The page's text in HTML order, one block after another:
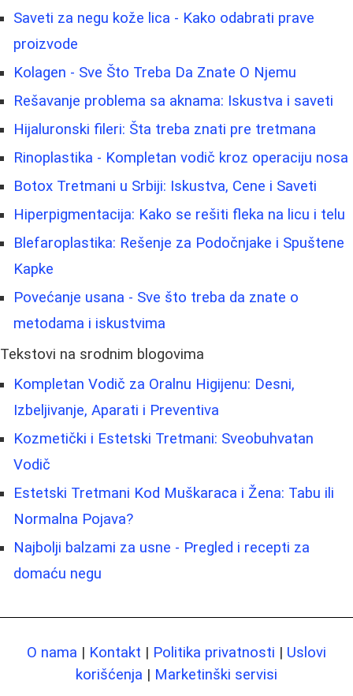
Saveti za negu kože lica - Kako odabrati prave
proizvode
Kolagen - Sve Što Treba Da Znate O Njemu
Rešavanje problema sa aknama: Iskustva i saveti
Hijaluronski fileri: Šta treba znati pre tretmana
Rinoplastika - Kompletan vodič kroz operaciju nosa
Botox Tretmani u Srbiji: Iskustva, Cene i Saveti
Hiperpigmentacija: Kako se rešiti fleka na licu i telu
Blefaroplastika: Rešenje za Podočnjake i Spuštene
Kapke
Povećanje usana - Sve što treba da znate o
metodama i iskustvima
Tekstovi na srodnim blogovima
Kompletan Vodič za Oralnu Higijenu: Desni,
Izbeljivanje, Aparati i Preventiva
Kozmetički i Estetski Tretmani: Sveobuhvatan
Vodič
Estetski Tretmani Kod Muškaraca i Žena: Tabu ili
Normalna Pojava?
Najbolji balzami za usne - Pregled i recepti za
domaću negu
O nama | Kontakt | Politika privatnosti | Uslovi
korišćenja | Marketinški servisi